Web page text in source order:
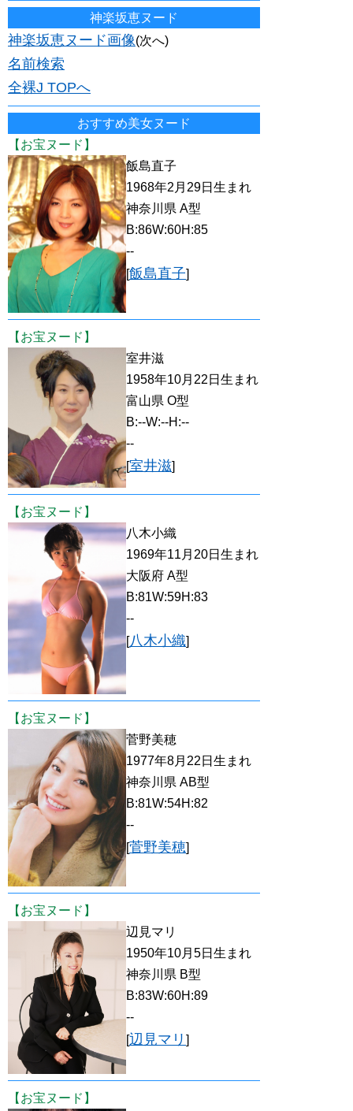
神楽坂恵ヌード
神楽坂恵ヌード画像(次へ)
名前検索
全裸J TOPへ
おすすめ美女ヌード
【お宝ヌード】
飯島直子
1968年2月29日生まれ
神奈川県 A型
B:86W:60H:85
--
[飯島直子]
【お宝ヌード】
室井滋
1958年10月22日生まれ
富山県 O型
B:--W:--H:--
--
室井滋
【お宝ヌード】
八木小織
1969年11月20日生まれ
大阪府 A型
B:81W:59H:83
--
[八木小織]
【お宝ヌード】
菅野美穂
1977年8月22日生まれ
神奈川県 AB型
B:81W:54H:82
--
[菅野美穂]
【お宝ヌード】
辺見マリ
1950年10月5日生まれ
神奈川県 B型
B:83W:60H:89
--
[辺見マリ ]
【お宝ヌード】